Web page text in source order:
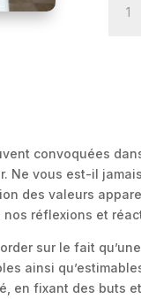
une
de
et
tous
convoquées
Ne vous est-il
des valeurs
réflexions et
sur le fait
ainsi
en fixant des buts